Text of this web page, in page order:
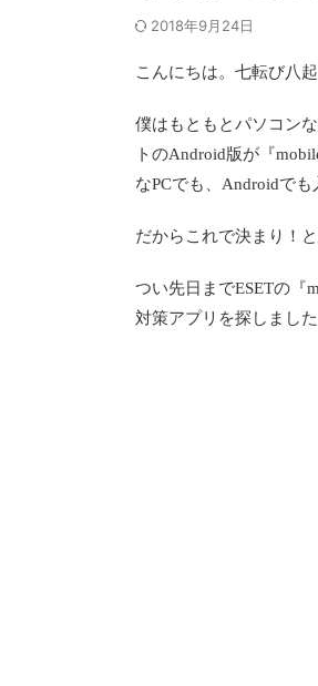
2018年9月24日
こんにちは。七転び八
僕はもともとパソコン
トのAndroid版が『
なPCでも、Androidで
だからこれで決まり！
つい先日までESETの『
対策アプリを探しまし